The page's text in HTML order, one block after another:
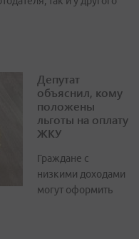
Депутат
объяснил, кому
положены
льготы на оплату
ЖКУ
Граждане с
низкими доходами
могут оформить